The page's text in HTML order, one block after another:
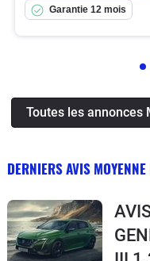
Garantie 12 mois
Toutes les annonces
DERNIERS AVIS